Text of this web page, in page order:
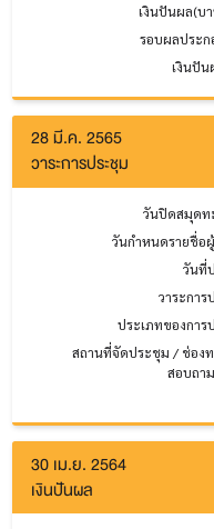
เงินปันผล(บ
รอบผลประก
เงินปัน
28 มี.ค. 2565
วาระการประชุม
วันปิดสมุดท
วันกำหนดรายชื่อ
วันที่
วาระการ
ประเภทของการ
สถานที่จัดประชุม / ช่องท
สอบถา
30 เม.ย. 2564
เงินปันผล